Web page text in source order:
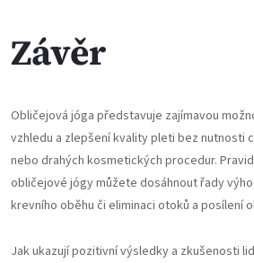
Závěr
Obličejová jóga představuje zajímavou
vzhledu a zlepšení kvality pleti bez nutnosti
nebo drahých kosmetických procedur.
obličejové jógy můžete dosáhnout řady
krevního oběhu či eliminaci otoků a posílení
Jak ukazují pozitivní výsledky a zkušenosti